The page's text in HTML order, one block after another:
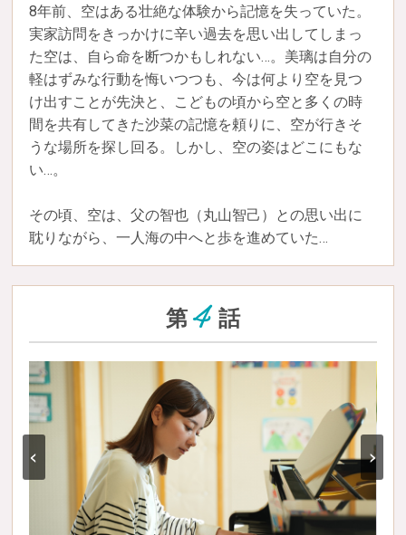
8年前、空はある壮絶な体験から記憶を失っていた。
実家訪問をきっかけに辛い過去を思い出してしまっ
た空は、自ら命を断つかもしれない…。美璃は自分の
軽はずみな行動を悔いつつも、今は何より空を見つ
け出すことが先決と、こどもの頃から空と多くの時
間を共有してきた沙菜の記憶を頼りに、空が行きそ
うな場所を探し回る。しかし、空の姿はどこにもな
い…。
その頃、空は、父の智也（丸山智己）との思い出に
耽りながら、一人海の中へと歩を進めていた…
第 4 話
‹ ›